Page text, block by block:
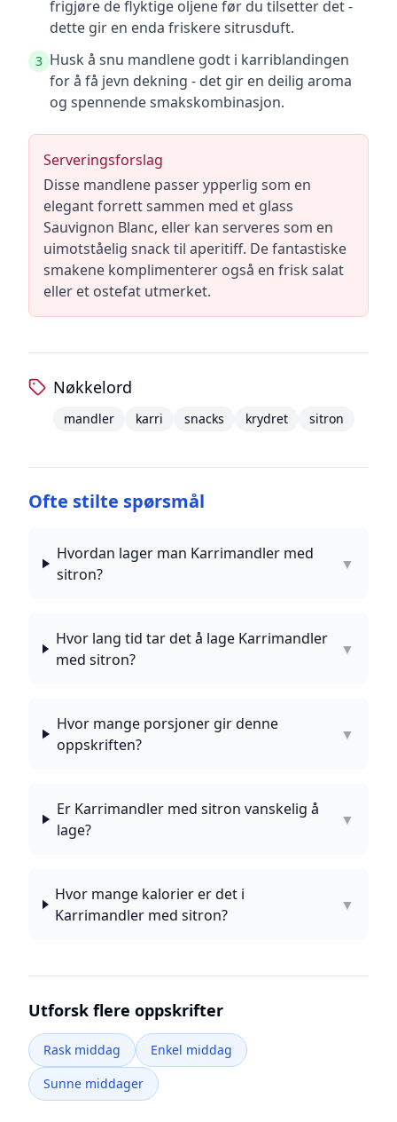
frigjøre de flyktige oljene før du tilsetter det -
dette gir en enda friskere sitrusduft.
3 Husk å snu mandlene godt i karriblandingen
for å få jevn dekning - det gir en deilig aroma
og spennende smakskombinasjon.
Serveringsforslag
Disse mandlene passer ypperlig som en
elegant forrett sammen med et glass
Sauvignon Blanc, eller kan serveres som en
uimotståelig snack til aperitiff. De fantastiske
smakene komplimenterer også en frisk salat
eller et ostefat utmerket.
Nøkkelord
mandler karri snacks krydret sitron
Ofte stilte spørsmål
Hvordan lager man Karrimandler med
sitron?
▼
Hvor lang tid tar det å lage Karrimandler
med sitron?
▼
Hvor mange porsjoner gir denne
oppskriften?
▼
Er Karrimandler med sitron vanskelig å
lage?
▼
Hvor mange kalorier er det i
Karrimandler med sitron?
▼
Utforsk flere oppskrifter
Rask middag
Enkel middag
Sunne middager